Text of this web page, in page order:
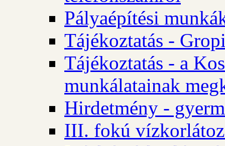
Pályaépítési
Tájékoztatás -
Tájékoztatás - a
munkálatainak
Hirdetmény -
III. fokú